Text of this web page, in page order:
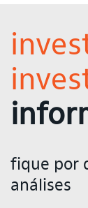
fique por
análises